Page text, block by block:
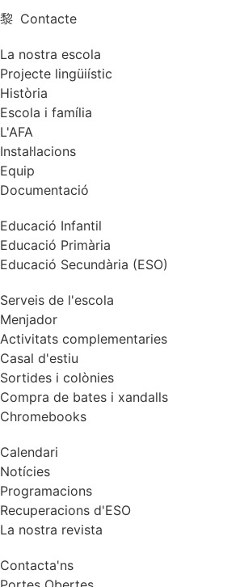
Contacte
La nostra escola
Projecte lingüiístic
Història
Escola i família
L'AFA
Instal·lacions
Equip
Documentació
Educació Infantil
Educació Primària
Educació Secundària (ESO)
Serveis de l'escola
Menjador
Activitats complementaries
Casal d'estiu
Sortides i colònies
Compra de bates i xandalls
Chromebooks
Calendari
Notícies
Programacions
Recuperacions d'ESO
La nostra revista
Contacta'ns